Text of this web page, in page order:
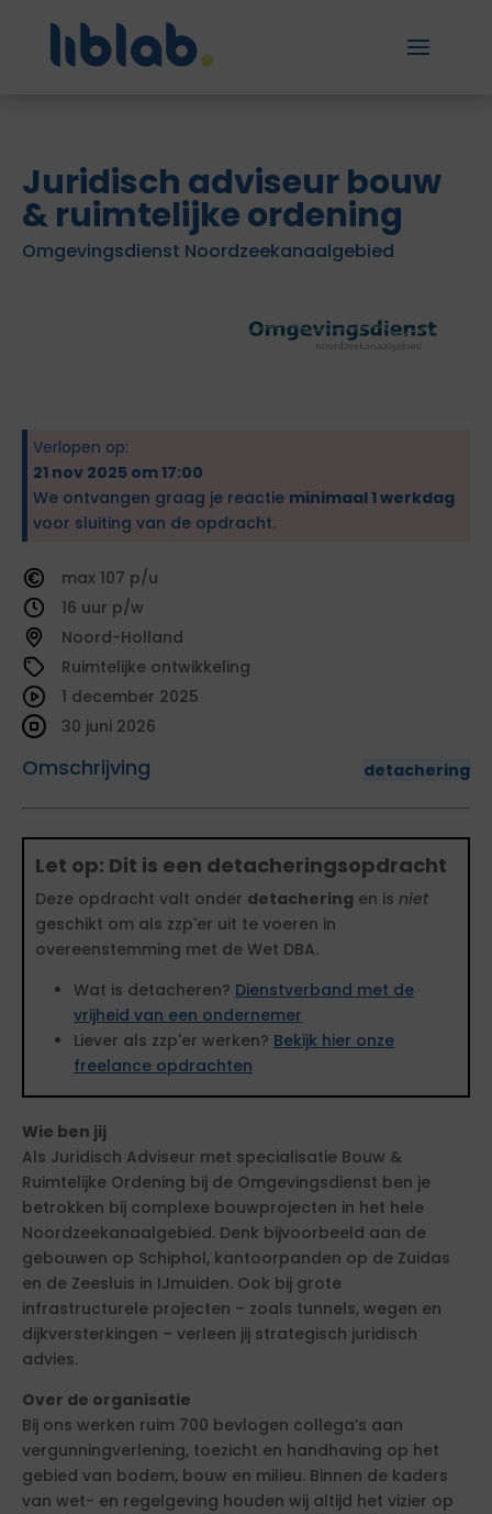
Juridisch adviseur bouw
& ruimtelijke ordening
Omgevingsdienst Noordzeekanaalgebied
Verlopen op:
21 nov 2025 om 17:00
We ontvangen graag je reactie minimaal 1 werkdag
voor sluiting van de opdracht.
107
16
Noord-Holland
Ruimtelijke ontwikkeling
Omschrijving detachering
1 december 2025
30 juni 2026
Let op: Dit is een detacheringsopdracht
Deze opdracht valt onder detachering en is niet
geschikt om als zzp'er uit te voeren in
overeenstemming met de Wet DBA.
Wat is detacheren? Dienstverband met de
vrijheid van een ondernemer
Liever als zzp'er werken? Bekijk hier onze
freelance opdrachten
Wie ben jij
Als Juridisch Adviseur met specialisatie Bouw &
Ruimtelijke Ordening bij de Omgevingsdienst ben je
betrokken bij complexe bouwprojecten in het hele
Noordzeekanaalgebied. Denk bijvoorbeeld aan de
gebouwen op Schiphol, kantoorpanden op de Zuidas
en de Zeesluis in IJmuiden. Ook bij grote
infrastructurele projecten – zoals tunnels, wegen en
dijkversterkingen – verleen jij strategisch juridisch
advies.
Over de organisatie
Bij ons werken ruim 700 bevlogen collega’s aan
vergunningverlening, toezicht en handhaving op het
gebied van bodem, bouw en milieu. Binnen de kaders
van wet- en regelgeving houden wij altijd het vizier op